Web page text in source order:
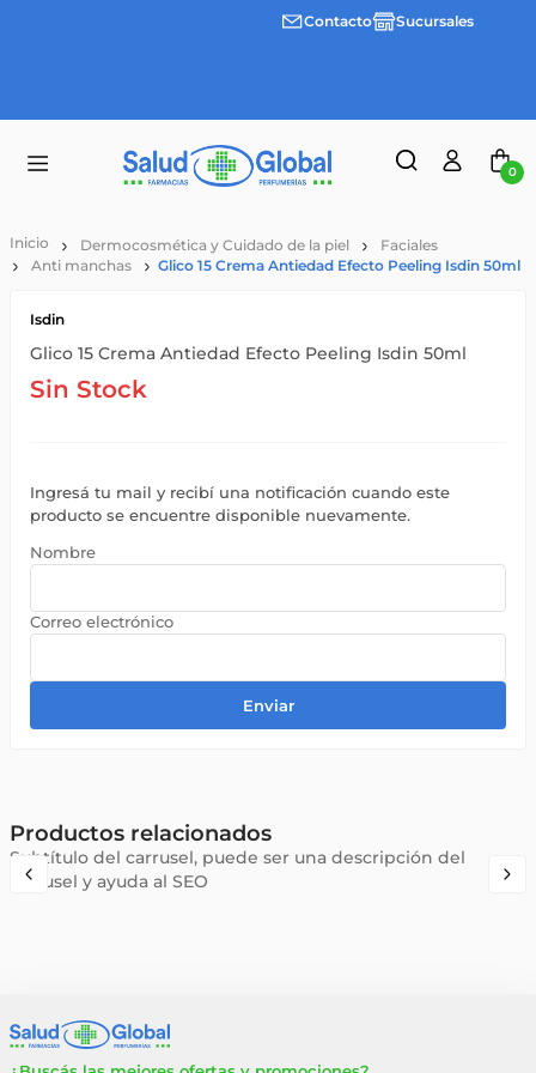
Envíos
Contacto Sucursales
0
Dermocosmética y Cuidado de la piel
Faciales
Anti manchas
Glico 15 Crema Antiedad Efecto Peeling Isdin 50ml
Isdin
Glico 15 Crema Antiedad Efecto Peeling Isdin 50ml
Sin Stock
Ingresá tu mail y recibí una notificación cuando este
producto se encuentre disponible nuevamente.
Enviar
Productos relacionados
Subtítulo del carrusel, puede ser una descripción del
carrusel y ayuda al SEO